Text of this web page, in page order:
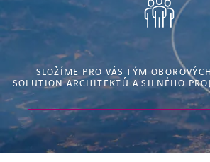
SLOŽÍME PRO VÁS TÝM
SOLUTION ARCHITEKTŮ A SILNÉHO